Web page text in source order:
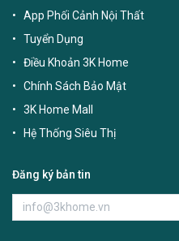
App Phối Cảnh Nội Thất
Tuyển Dụng
Điều Khoản 3K Home
Chính Sách Bảo Mật
3K Home Mall
Hệ Thống Siêu Thị
Đăng ký bản tin